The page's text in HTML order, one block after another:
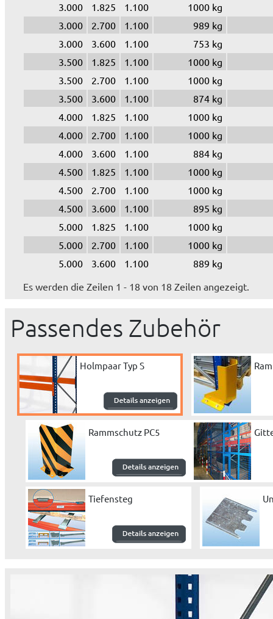
3.000
1.825 1.100
1000 kg
3.000
2.700 1.100
989 kg
3.000
3.600 1.100
753 kg
3.500
1.825 1.100
1000 kg
3.500
2.700 1.100
1000 kg
3.500
3.600 1.100
874 kg
4.000
1.825 1.100
1000 kg
4.000
2.700 1.100
1000 kg
4.000
3.600 1.100
884 kg
4.500
1.825 1.100
1000 kg
4.500
2.700 1.100
1000 kg
4.500
3.600 1.100
895 kg
5.000
1.825 1.100
1000 kg
5.000
2.700 1.100
1000 kg
5.000
3.600 1.100
889 kg
Es werden die Zeilen 1 - 18 von 18 Zeilen angezeigt.
Passendes Zubehör
Holmpaar Typ S
Rammschutz PC5
Tiefensteg